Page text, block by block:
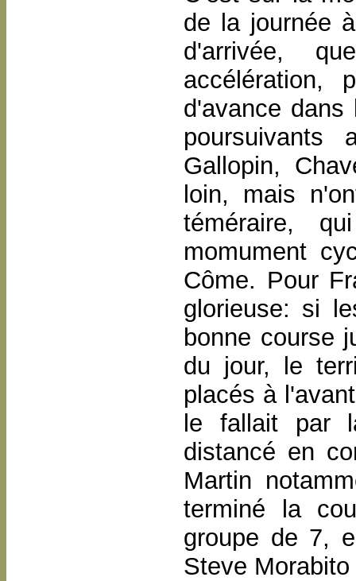
de la journée
d'arrivée,
accélération,
d'avance
poursuivants
Gallopin,
loin, mais
téméraire,
momument
Côme. Pour
glorieuse: si
bonne course
du jour, le
placés à
le fallait par
distancé en
Martin
terminé la
groupe de 7,
Steve